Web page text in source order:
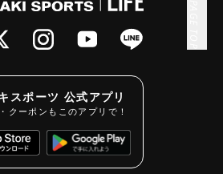
スポーツ 公式アプリ
クーポンもこのアプリで！